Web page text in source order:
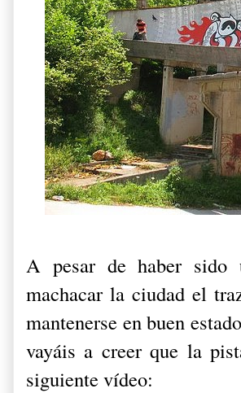
A pesar de haber sido
machacar la ciudad el
mantenerse en buen
vayáis a creer que la
siguiente vídeo: